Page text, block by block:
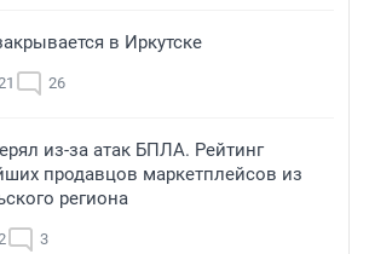
в Иркутске
26
из-за атак БПЛА. Рейтинг
продавцов маркетплейсов из
региона
3